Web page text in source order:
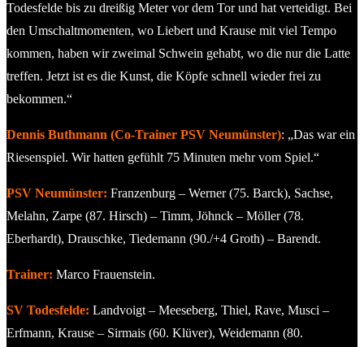
Todesfelde bis zu dreißig Meter vor dem Tor und hat verteidigt. Bei
den Umschaltmomenten, wo Liebert und Krause mit viel Tempo
kommen, haben wir zweimal Schwein gehabt, wo die nur die Latte
treffen. Jetzt ist es die Kunst, die Köpfe schnell wieder frei zu
bekommen.“
Dennis Buthmann (Co-Trainer PSV Neumünster): „Das war ein
Riesenspiel. Wir hatten gefühlt 75 Minuten mehr vom Spiel.“
PSV Neumünster: Franzenburg – Werner (75. Barck), Sachse,
Melahn, Zarpe (87. Hirsch) – Timm, Jöhnck – Möller (78.
Eberhardt), Drauschke, Tiedemann (90./+4 Groth) – Barendt.
Trainer: Marco Frauenstein.
SV Todesfelde: Landvoigt – Meeseberg, Thiel, Rave, Musci –
Erfmann, Krause – Sirmais (60. Klüver), Weidemann (80.